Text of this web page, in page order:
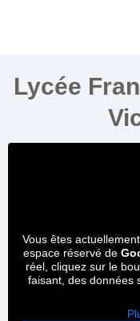
Lycée
Vous êtes
espace réservé de
réel, cliquez sur le
faisant, des données